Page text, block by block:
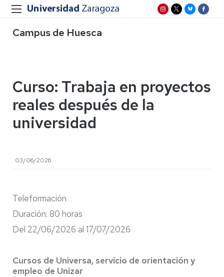
Campus de Huesca
Curso: Trabaja en proyectos
reales después de la
universidad
03/06/2026
Teleformación
Duración: 80 horas
Del 22/06/2026 al 17/07/2026
Cursos de Universa, servicio de orientación y
empleo de Unizar